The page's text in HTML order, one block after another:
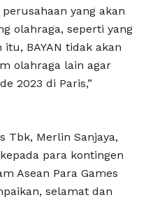
yang akan
olahraga, seperti yang
itu, BAYAN tidak akan
olahraga lain agar
2023 di Paris,”
Tbk, Merlin Sanjaya,
para kontingen
Asean Para Games
selamat dan